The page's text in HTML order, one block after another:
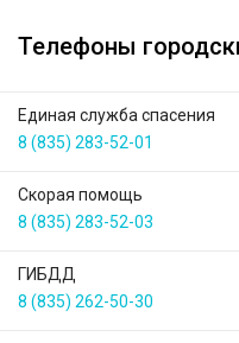
Телефоны
Единая служба спасения
8 (835) 283-52-01
Скорая помощь
8 (835) 283-52-03
ГИБДД
8 (835) 262-50-30